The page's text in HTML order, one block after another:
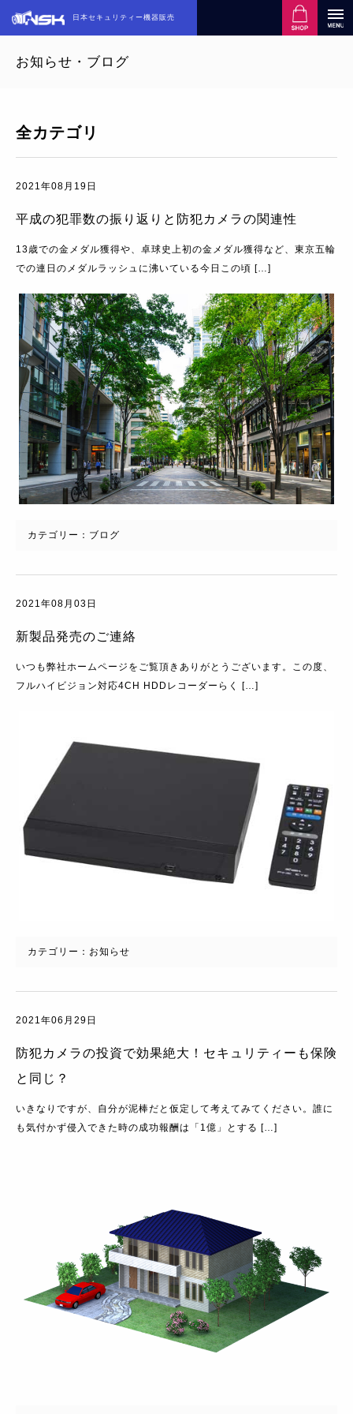
日本セキュリティー機器販売
お知らせ・ブログ
全カテゴリ
2021年08月19日
平成の犯罪数の振り返りと防犯カメラの関連性
13歳での金メダル獲得や、卓球史上初の金メダル獲得など、東京五輪
での連日のメダルラッシュに沸いている今日この頃 […]
カテゴリー： ブログ
2021年08月03日
新製品発売のご連絡
いつも弊社ホームページをご覧頂きありがとうございます。この度、
フルハイビジョン対応4CH HDDレコーダーらく […]
カテゴリー： お知らせ
2021年06月29日
防犯カメラの投資で効果絶大！セキュリティーも保険
と同じ？
いきなりですが、自分が泥棒だと仮定して考えてみてください。誰に
も気付かず侵入できた時の成功報酬は「1億」とする […]